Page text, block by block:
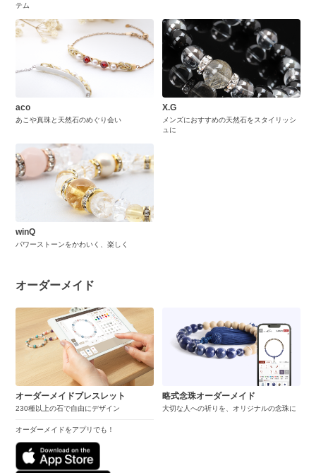
テム
aco
あこや真珠と天然石のめぐり会い
X.G
メンズにおすすめの天然石をスタイリッシ
ュに
winQ
パワーストーンをかわいく、楽しく
オーダーメイド
オーダーメイドブレスレット
230種以上の石で自由にデザイン
オーダーメイドをアプリでも！
略式念珠オーダーメイド
大切な人への祈りを、オリジナルの念珠に